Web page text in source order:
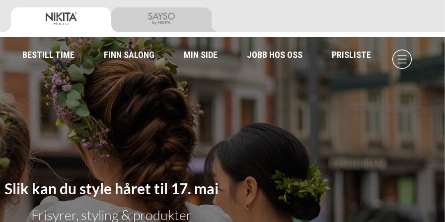
BESTILL TIME FINN SALONG MIN SIDE JOBB HOS OSS PRISLISTE
Slik kan du style håret til 17. mai
Frisyrer, styling & produkter